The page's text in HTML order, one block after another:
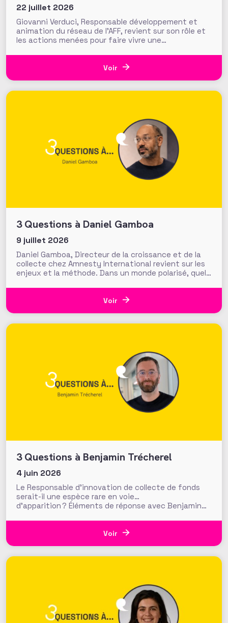
22 juillet 2026
Giovanni Verduci, Responsable développement et
animation du réseau de l’AFF, revient sur son rôle et
les actions menées pour faire vivre une
L’AFF c’est une équipe, mais c’est aussi et surtout
un réseau. Vous, nos 1350 adhérents, faites la
Voir
3 Questions à Daniel Gamboa
9 juillet 2026
Daniel Gamboa, Directeur de la croissance et de la
collecte chez Amnesty International revient sur les
enjeux et la méthode. Dans un monde polarisé, quels
Comment convaincre au-delà de son cercle le plus
immédiat de soutiens ? Pour modeler ses discours à
Voir
3 Questions à Benjamin Trécherel
4 juin 2026
Le Responsable d’innovation de collecte de fonds
serait-il une espèce rare en voie…
d’apparition ? Éléments de réponse avec Benjamin
sans Frontières (MSF) : il revient sur son métier, les
leviers qu’il défriche ou implémente, et sur les choix
Voir